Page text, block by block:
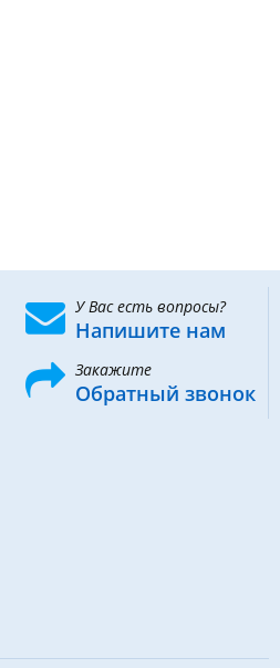
У Вас есть вопросы?
Напишите нам
Закажите
Обратный звонок